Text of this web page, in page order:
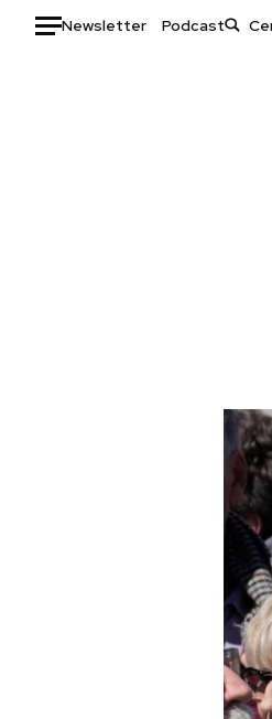
Newsletter Podcast